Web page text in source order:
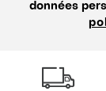
données